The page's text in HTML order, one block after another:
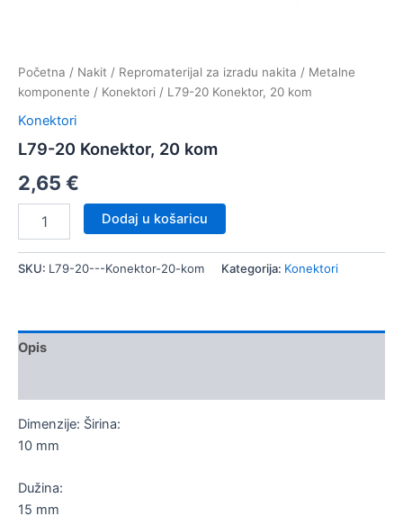
Početna / Nakit / Repromaterijal za izradu nakita / Metalne
komponente / Konektori / L79-20 Konektor, 20 kom
Konektori
L79-20 Konektor, 20 kom
2,65 €
20
Dodaj u košaricu
SKU: L79-20---Konektor-20-kom Kategorija: Konektori
Opis
Dimenzije: Širina:
10 mm
Dužina:
15 mm